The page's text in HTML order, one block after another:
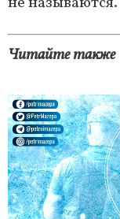
Читайте также